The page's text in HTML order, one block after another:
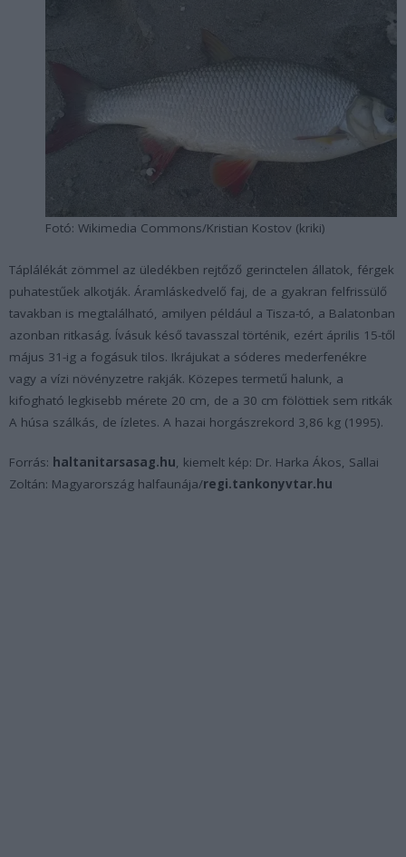
Fotó: Wikimedia Commons/Kristian Kostov (kriki)
Táplálékát zömmel az üledékben rejtőző gerinctelen állatok, férgek
puhatestűek alkotják. Áramláskedvelő faj, de a gyakran felfrissülő
tavakban is megtalálható, amilyen például a Tisza-tó, a Balatonban
azonban ritkaság. Ívásuk késő tavasszal történik, ezért április 15-től
május 31-ig a fogásuk tilos. Ikrájukat a sóderes mederfenékre
vagy a vízi növényzetre rakják. Közepes termetű halunk, a
kifogható legkisebb mérete 20 cm, de a 30 cm fölöttiek sem ritkák
A húsa szálkás, de ízletes. A hazai horgászrekord 3,86 kg (1995).
Forrás: haltanitarsasag.hu, kiemelt kép: Dr. Harka Ákos, Sallai
Zoltán: Magyarország halfaunája/regi.tankonyvtar.hu